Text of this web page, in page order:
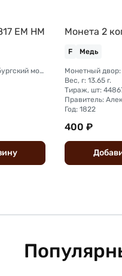
ЕМ НМ
Монетный двор: Екатеринбургский монетный двор
Монета 2
F Медь
Вес, г: 13.65 г.
Тираж, шт:
Правитель:
Год: 1822
400 ₽